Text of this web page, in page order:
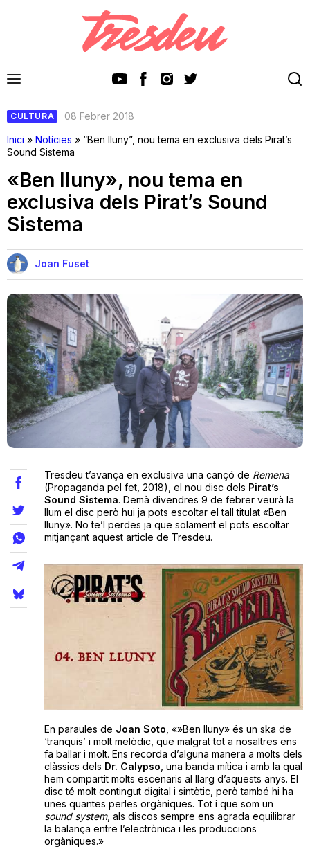
Discos
Teatre
Internet
Opinió
Llibres
La Llista
CULTURA
08 Febrer 2018
Inici » Notícies » “Ben lluny”, nou tema en exclusiva dels Pirat’s
Sound Sistema
«Ben lluny», nou tema en
exclusiva dels Pirat’s Sound
Sistema
Joan Fuset
Tresdeu t’avança en exclusiva una cançó de Remena
(Propaganda pel fet, 2018), el nou disc dels Pirat’s
Sound Sistema. Demà divendres 9 de febrer veurà la
llum el disc però hui ja pots escoltar el tall titulat «Ben
lluny». No te’l perdes ja que solament el pots escoltar
mitjançant aquest article de Tresdeu.
En paraules de Joan Soto , «»Ben lluny» és un ska de
‘tranquis’ i molt melòdic, que malgrat tot a nosaltres ens
fa ballar i molt. Ens recorda d’alguna manera a molts dels
clàssics dels Dr. Calypso , una banda mítica i amb la qual
hem compartit molts escenaris al llarg d’aquests anys. El
disc té molt contingut digital i sintètic, però també hi ha
unes quantes perles orgàniques. Tot i que som un
sound system, als discos sempre ens agrada equilibrar
la balança entre l’electrònica i les produccions
orgàniques.»